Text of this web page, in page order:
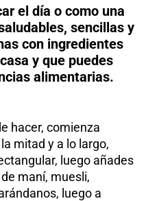
el día o como una
sencillas y
con ingredientes
y que puedes
alimentarias.
hacer, comienza
mitad y a lo largo,
luego añades
maní, muesli,
luego a